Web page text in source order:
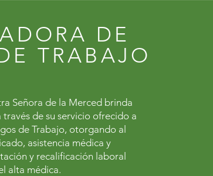
DE
TRABAJO
Señora de la Merced brinda
de su servicio ofrecido a
de Trabajo, otorgando al
asistencia médica y
y recalificación laboral
alta médica.